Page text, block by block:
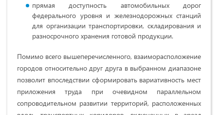
прямая доступность автомобильных дорог
федерального уровня и железнодорожных станций
для организации транспортировки, складирования и
разносрочного хранения готовой продукции.
Помимо всего вышеперечисленного, взаиморасположение
городов относительно друг друга в выбранном диапазоне
позволит впоследствии сформировать вариативность мест
приложения труда при очевидном параллельном
сопроводительном развитии территорий, расположенных